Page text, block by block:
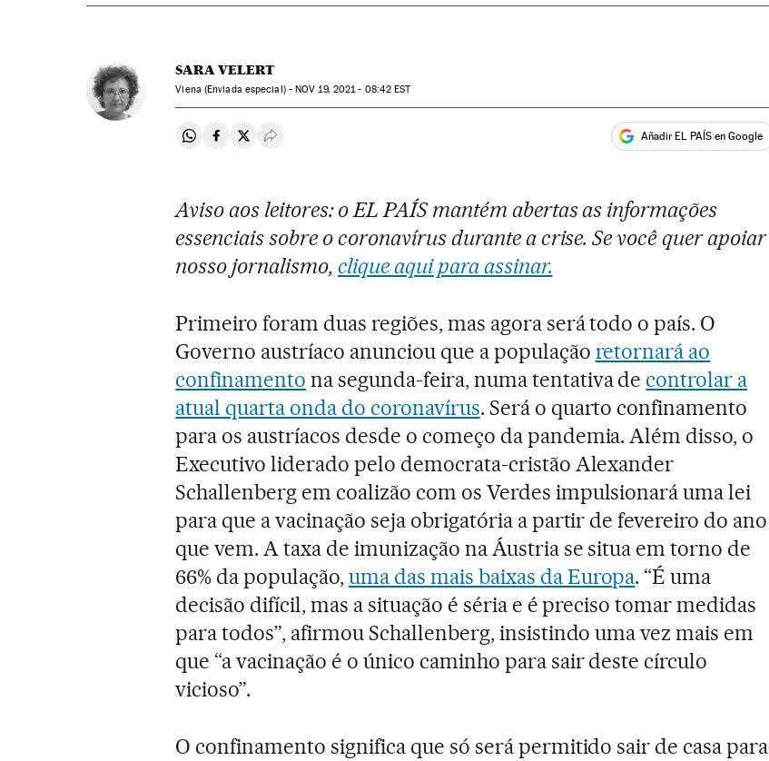
SARA VELERT
Viena (Enviada especial) - NOV 19, 2021 - 08:42 EST
Compartir en Whatsapp
Compartir en Facebook
Compartir en Twitter
Desplegar Redes Sociales Añadir EL PAÍS en Google
Aviso aos leitores: o EL PAÍS mantém abertas as informações
essenciais sobre o coronavírus durante a crise. Se você quer apoiar
nosso jornalismo, clique aqui para assinar.
Primeiro foram duas regiões, mas agora será todo o país. O
Governo austríaco anunciou que a população retornará ao
confinamento na segunda-feira, numa tentativa de controlar a
atual quarta onda do coronavírus. Será o quarto confinamento
para os austríacos desde o começo da pandemia. Além disso, o
Executivo liderado pelo democrata-cristão Alexander
Schallenberg em coalizão com os Verdes impulsionará uma lei
para que a vacinação seja obrigatória a partir de fevereiro do ano
que vem. A taxa de imunização na Áustria se situa em torno de
66% da população,uma das mais baixas da Europa. “É uma
decisão difícil, mas a situação é séria e é preciso tomar medidas
para todos”, afirmou Schallenberg, insistindo uma vez mais em
que “a vacinação é o único caminho para sair deste círculo
vicioso”.
O confinamento significa que só será permitido sair de casa para